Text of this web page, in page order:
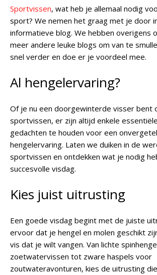
Sportvissen, wat heb je allemaal nodig
sport? We nemen het graag met je door
informatieve blog. We hebben overigens
meer andere leuke blogs om van te
snel verder en doe er je voordeel mee.
Al hengelervaring?
Of je nu een doorgewinterde visser bent
sportvissen, er zijn altijd enkele
gedachten te houden voor een
hengelervaring. Laten we duiken in de
sportvissen en ontdekken wat je nodig
succesvolle visdag.
Kies juist uitrusting
Een goede visdag begint met de juiste
ervoor dat je hengel en molen geschikt
vis dat je wilt vangen. Van lichte
zoetwatervissen tot zware haspels voor
zoutwateravonturen, kies de uitrusting